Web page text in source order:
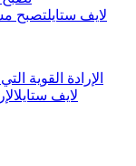
الإرادة القوية